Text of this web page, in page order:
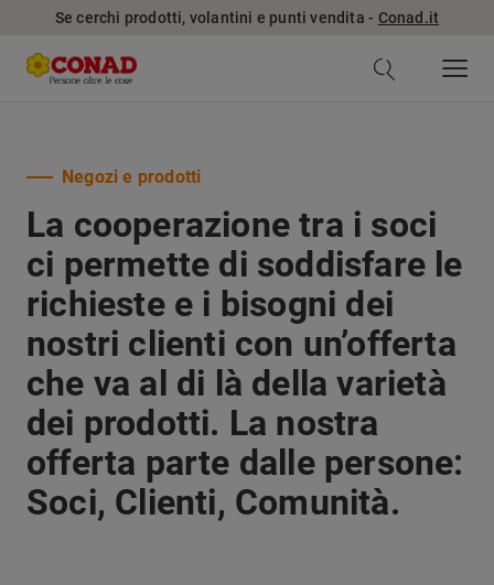
Se cerchi prodotti, volantini e punti vendita - Conad.it
Negozi e prodotti
La cooperazione tra i soci
ci permette di soddisfare le
richieste e i bisogni dei
nostri clienti con un’offerta
che va al di là della varietà
dei prodotti. La nostra
offerta parte dalle persone:
Soci, Clienti, Comunità.